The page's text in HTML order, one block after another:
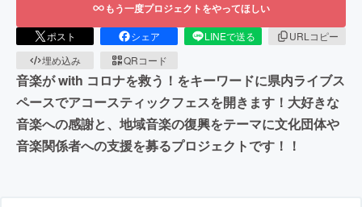
もう一度プロジェクトをやってほしい
ポスト シェア LINEで送る
URLコピー
埋め込み
QRコード
音楽が with コロナを救う！をキーワードに県内ライブス
ペースでアコースティックフェスを開きます！大好きな
音楽への感謝と、地域音楽の復興をテーマに文化団体や
音楽関係者への支援を募るプロジェクトです！！